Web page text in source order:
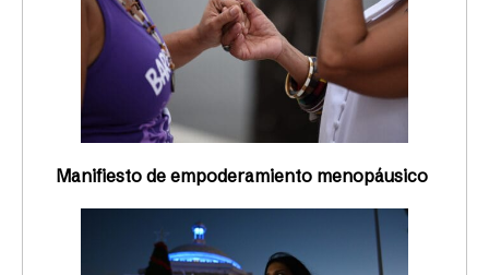
Manifiesto de empoderamiento menopáusico